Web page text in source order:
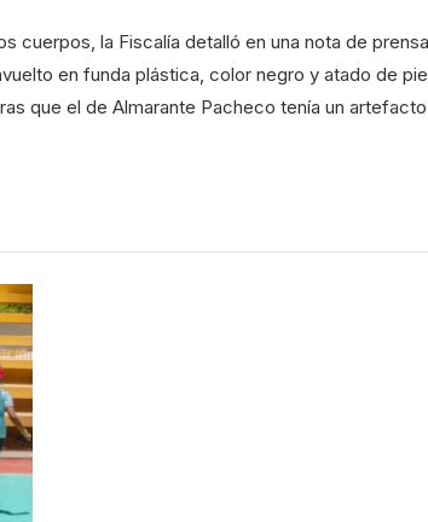
cuerpos, la Fiscalía detalló en una nota de
en funda plástica, color negro y atado de
que el de Almarante Pacheco tenía un